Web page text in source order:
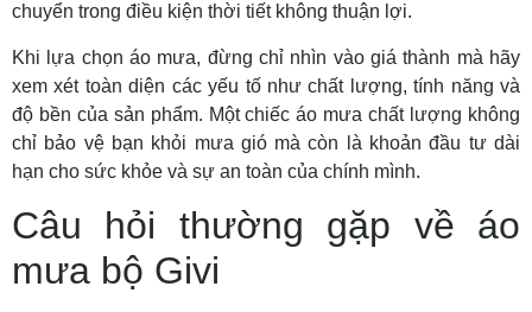
chuyển trong điều kiện thời tiết không thuận lợi.
Khi lựa chọn áo mưa, đừng chỉ nhìn vào giá thành mà hãy
xem xét toàn diện các yếu tố như chất lượng, tính năng và
độ bền của sản phẩm. Một chiếc áo mưa chất lượng không
chỉ bảo vệ bạn khỏi mưa gió mà còn là khoản đầu tư dài
hạn cho sức khỏe và sự an toàn của chính mình.
Câu hỏi thường gặp về áo
mưa bộ Givi